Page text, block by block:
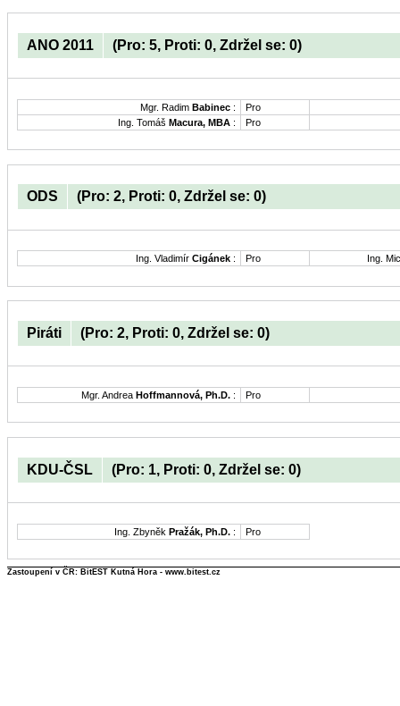
ANO 2011 (Pro: 5, Proti: 0, Zdržel se: 0)
Mgr. Radim Babinec :
Pro
Ing. Tomáš Macura, MBA : Pro
ODS (Pro: 2, Proti: 0, Zdržel se: 0)
Ing. Vladimír Cigánek : Pro Ing.
Piráti (Pro: 2, Proti: 0, Zdržel se: 0)
Mgr. Andrea Hoffmannová, Ph.D. : Pro
KDU-ČSL (Pro: 1, Proti: 0, Zdržel se: 0)
Ing. Zbyněk Pražák, Ph.D. : Pro
Zastoupení v ČR: BitEST Kutná Hora - www.bitest.cz